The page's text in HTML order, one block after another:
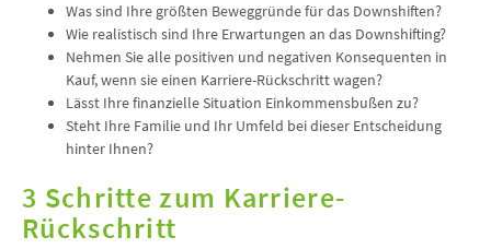
Was sind Ihre größten Beweggründe für das Downshiften?
Wie realistisch sind Ihre Erwartungen an das Downshifting?
Nehmen Sie alle positiven und negativen Konsequenten in
Kauf, wenn sie einen Karriere-Rückschritt wagen?
Lässt Ihre finanzielle Situation Einkommensbußen zu?
Steht Ihre Familie und Ihr Umfeld bei dieser Entscheidung
hinter Ihnen?
3 Schritte zum Karriere-
Rückschritt